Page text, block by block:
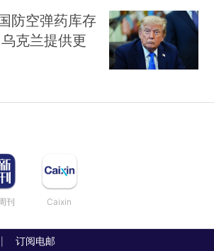
防空弹药库存
克兰提供更
刊 Caixin
订阅电邮